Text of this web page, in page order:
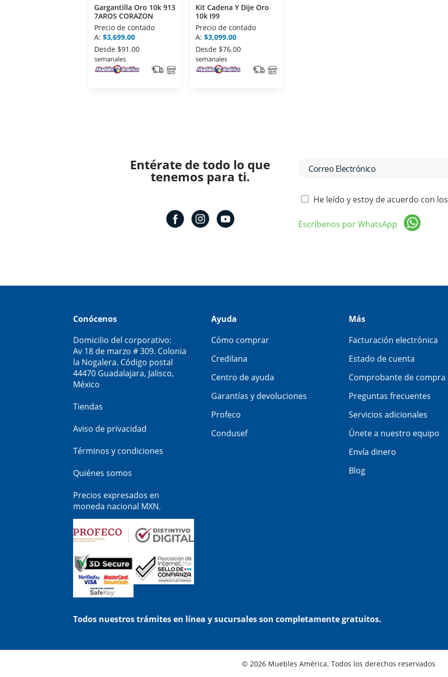
Gargantilla Oro 10k 913
7AROS CORAZON
Precio de contado
A: $3,699.00
Desde $91.00
semanales
Kit Cadena Y Dije Oro
10k I99
Precio de contado
A: $3,099.00
Desde $76.00
semanales
Entérate de todo lo que
tenemos para ti.
He leído y estoy de acuerdo con los
Escríbenos por WhatsApp
Conócenos
Domicilio del corporativo:
Av 18 de marzo # 309. Colonia
la Nogalera. Código postal
44470 Guadalajara, Jalisco,
México
Tiendas
Aviso de privacidad
Términos y condiciones
Quiénes somos
Precios expresados en
moneda nacional MXN.
Ayuda
Cómo comprar
Credilana
Centro de ayuda
Garantías y devoluciones
Profeco
Condusef
Más
Facturación electrónica
Estado de cuenta
Comprobante de compra
Preguntas frecuentes
Servicios adicionales
Únete a nuestro equipo
Envía dinero
Blog
Todos nuestros trámites en línea y sucursales son completamente gratuitos.
© 2026 Muebles América. Todos los derechos reservados